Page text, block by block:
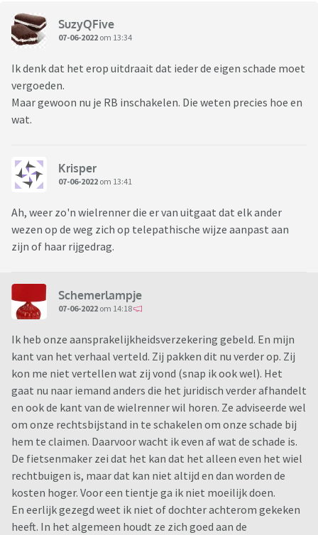
SuzyQFive
07-06-2022 om 13:34
Ik denk dat het erop uitdraait dat ieder de eigen schade moet
vergoeden.
Maar gewoon nu je RB inschakelen. Die weten precies hoe en
wat.
Krisper
07-06-2022 om 13:41
Ah, weer zo'n wielrenner die er van uitgaat dat elk ander
wezen op de weg zich op telepathische wijze aanpast aan
zijn of haar rijgedrag.
Schemerlampje
07-06-2022 om 14:18
Ik heb onze aansprakelijkheidsverzekering gebeld. En mijn
kant van het verhaal verteld. Zij pakken dit nu verder op. Zij
kon me niet vertellen wat zij vond (snap ik ook wel). Het
gaat nu naar iemand anders die het juridisch verder afhandelt
en ook de kant van de wielrenner wil horen. Ze adviseerde wel
om onze rechtsbijstand in te schakelen om onze schade bij
hem te claimen. Daarvoor wacht ik even af wat de schade is.
De fietsenmaker zei dat het kan dat het alleen even het wiel
rechtbuigen is, maar dat kan niet altijd en dan worden de
kosten hoger. Voor een tientje ga ik niet moeilijk doen.
En eerlijk gezegd weet ik niet of dochter achterom gekeken
heeft. In het algemeen houdt ze zich goed aan de